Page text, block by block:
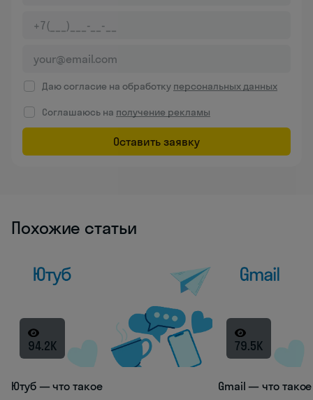
Даю согласие на обработку персональных данных
Соглашаюсь на получение рекламы
Оставить заявку
Похожие статьи
94.2K
Ютуб — что такое
79.5K
Gmail — что такое